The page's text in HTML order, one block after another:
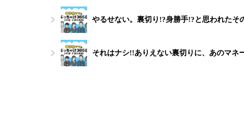
やるせない。裏切り!?身勝手!?と思われた
それはナシ!!ありえない裏切りに、あのマ